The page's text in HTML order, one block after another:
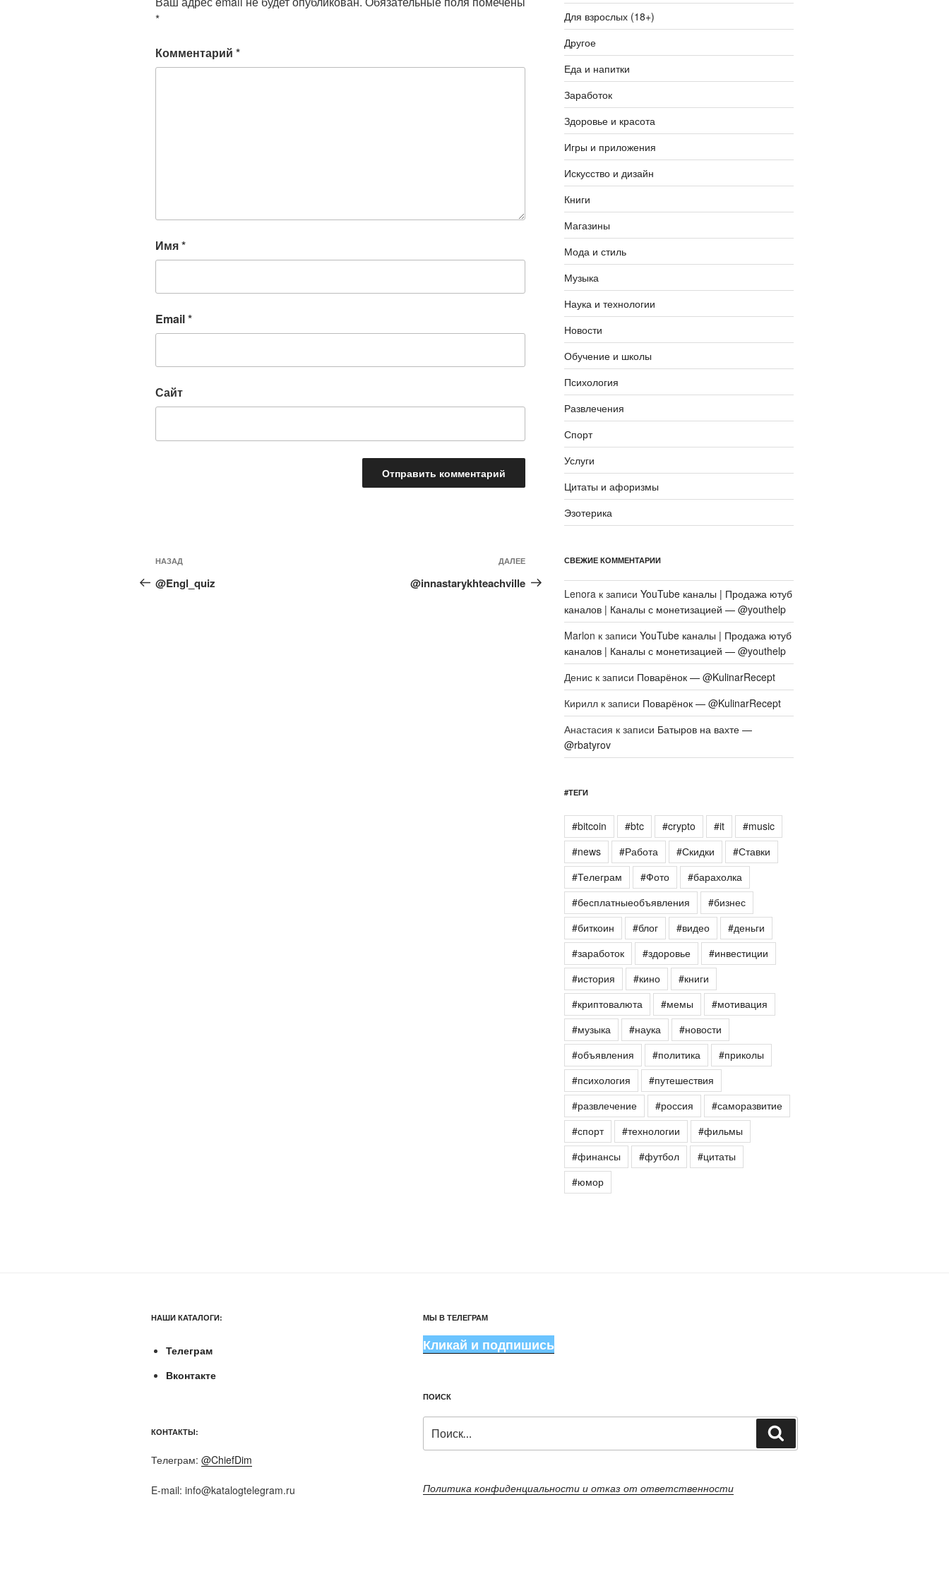
*
Комментарий *
Имя*
Email*
Сайт
Навигация
по
записям
Предыдущая
запись:
НАЗАД
@Engl_quiz
Следующая
запись
ДАЛЕЕ
@innastarykhteachville
Для взрослых (18+)
Другое
Еда и напитки
Заработок
Здоровье и красота
Игры и приложения
Искусство и дизайн
Книги
Магазины
Мода и стиль
Музыка
Наука и технологии
Новости
Обучение и школы
Психология
Развлечения
Спорт
Услуги
Цитаты и афоризмы
Эзотерика
СВЕЖИЕ КОММЕНТАРИИ
Lenoraк записи YouTube каналы | Продажа ютуб
каналов | Каналы с монетизацией — @youthelp
Marlon к записи YouTube каналы | Продажа ютуб
каналов | Каналы с монетизацией — @youthelp
Дениск записи Поварёнок — @KulinarRecept
Кириллк записи Поварёнок — @KulinarRecept
Анастасия к записи Батыров на вахте —
@rbatyrov
#ТЕГИ
#bitcoin #btc #crypto #it
#music
#news
#Работа #Скидки
#Ставки
#Телеграм
#Фото
#барахолка
#бесплатныеобъявления
#бизнес
#биткоин
#блог #видео
#деньги
#заработок
#здоровье
#инвестиции
#история
#кино
#книги
#криптовалюта
#мемы
#мотивация
#музыка
#наука
#новости
#объявления
#политика
#приколы
#психология
#путешествия
#развлечение
#россия
#саморазвитие
#спорт
#технологии
#фильмы
#финансы
#футбол
#цитаты
#юмор
НАШИ КАТАЛОГИ:
Телеграм
Вконтакте
КОНТАКТЫ:
Телеграм: @ChiefDim
E-mail: info@katalogtelegram.ru
МЫ В ТЕЛЕГРАМ
Кликай и подпишись
ПОИСК
Политика конфиденциальности и отказ от ответственности